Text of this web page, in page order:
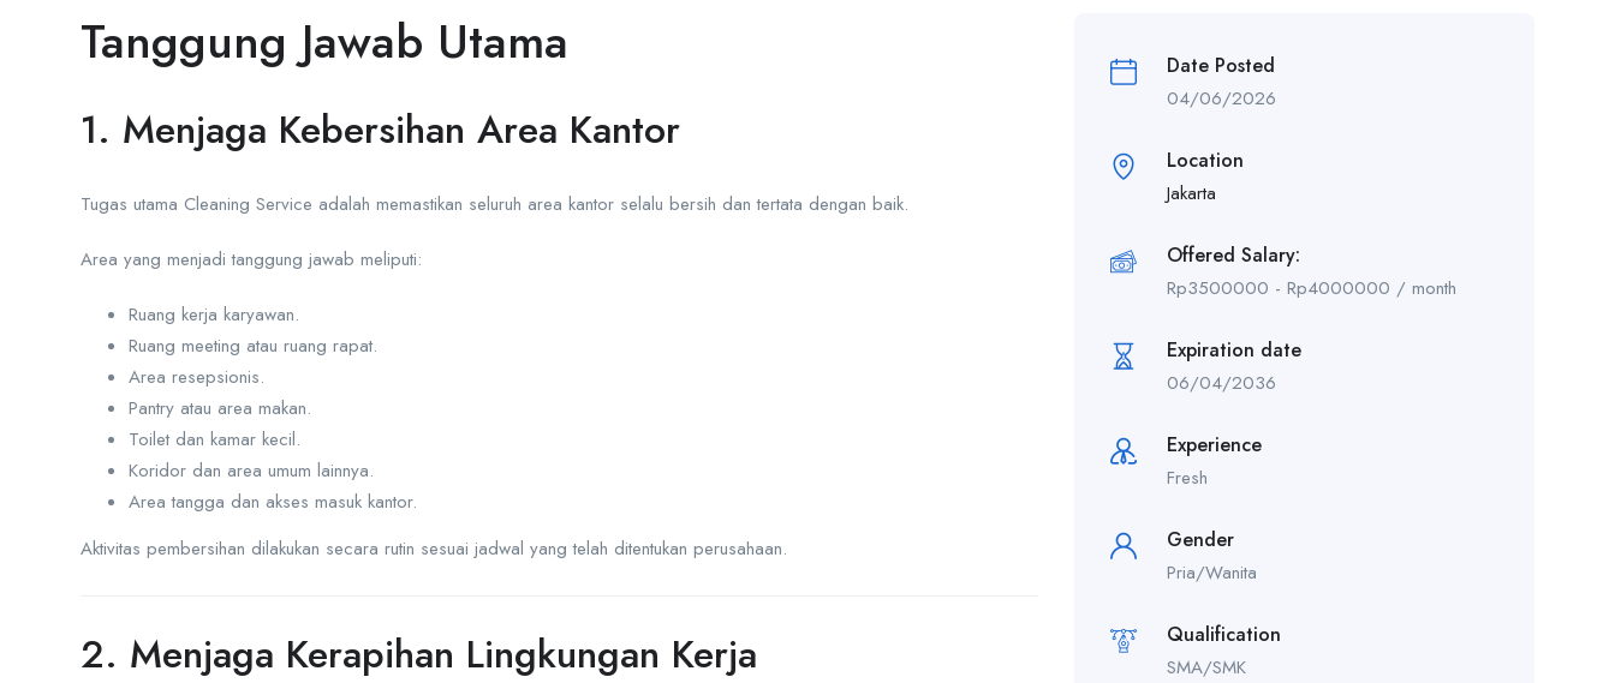
Tanggung Jawab Utama
1. Menjaga Kebersihan Area Kantor
Tugas utama Cleaning Service adalah memastikan seluruh area kantor selalu bersih dan tertata dengan baik.
Area yang menjadi tanggung jawab meliputi:
Ruang kerja karyawan.
Ruang meeting atau ruang rapat.
Area resepsionis.
Pantry atau area makan.
Toilet dan kamar kecil.
Koridor dan area umum lainnya.
Area tangga dan akses masuk kantor.
Aktivitas pembersihan dilakukan secara rutin sesuai jadwal yang telah ditentukan perusahaan.
2. Menjaga Kerapihan Lingkungan Kerja
Date Posted
04/06/2026
Location
Jakarta
Offered Salary:
Rp3500000 - Rp4000000 / month
Expiration date
06/04/2036
Experience
Fresh
Gender
Pria/Wanita
Qualification
SMA/SMK